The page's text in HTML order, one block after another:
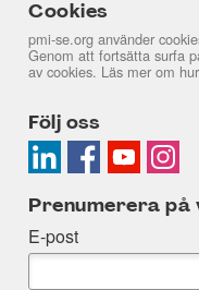
Cookies
pmi-se.org använder
Genom att fortsätta surfa
av cookies. Läs mer om
Följ oss
Prenumerera
E-post